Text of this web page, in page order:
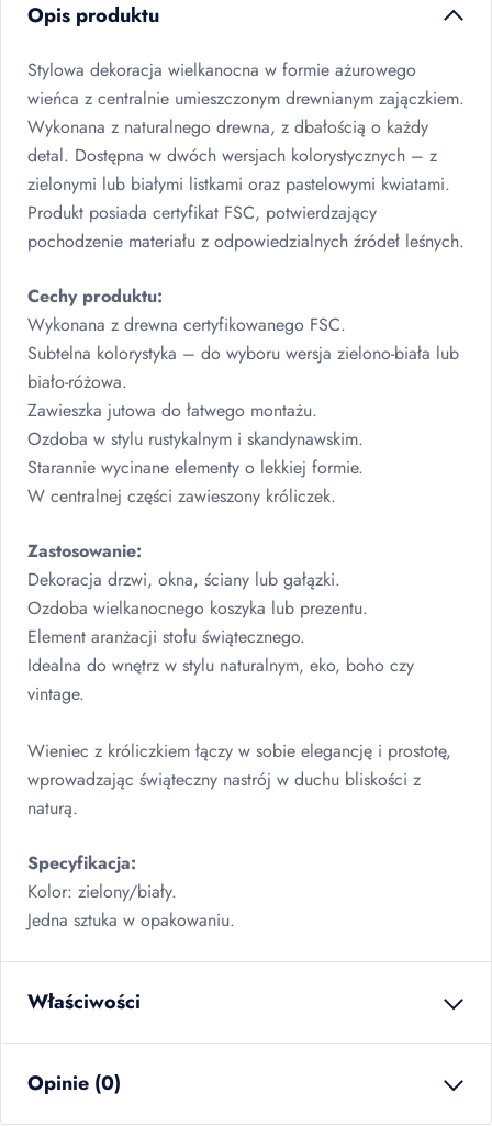
Opis produktu
Stylowa dekoracja wielkanocna w formie ażurowego
wieńca z centralnie umieszczonym drewnianym zajączkiem.
Wykonana z naturalnego drewna, z dbałością o każdy
detal. Dostępna w dwóch wersjach kolorystycznych – z
zielonymi lub białymi listkami oraz pastelowymi kwiatami.
Produkt posiada certyfikat FSC, potwierdzający
pochodzenie materiału z odpowiedzialnych źródeł leśnych.
Cechy produktu:
Wykonana z drewna certyfikowanego FSC.
Subtelna kolorystyka – do wyboru wersja zielono-biała lub
biało-różowa.
Zawieszka jutowa do łatwego montażu.
Ozdoba w stylu rustykalnym i skandynawskim.
Starannie wycinane elementy o lekkiej formie.
W centralnej części zawieszony króliczek.
Zastosowanie:
Dekoracja drzwi, okna, ściany lub gałązki.
Ozdoba wielkanocnego koszyka lub prezentu.
Element aranżacji stołu świątecznego.
Idealna do wnętrz w stylu naturalnym, eko, boho czy
vintage.
Wieniec z króliczkiem łączy w sobie elegancję i prostotę,
wprowadzając świąteczny nastrój w duchu bliskości z
naturą.
Specyfikacja:
Kolor: zielony/biały.
Jedna sztuka w opakowaniu.
Właściwości
ilość w opakowaniu
Opinie (0)